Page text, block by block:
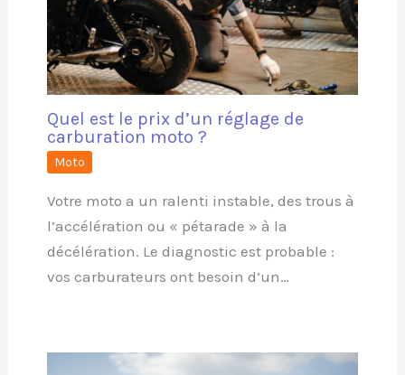
Quel est le prix d’un réglage de
carburation moto ?
Moto
Votre moto a un ralenti instable, des trous à
l’accélération ou « pétarade » à la
décélération. Le diagnostic est probable :
vos carburateurs ont besoin d’un…